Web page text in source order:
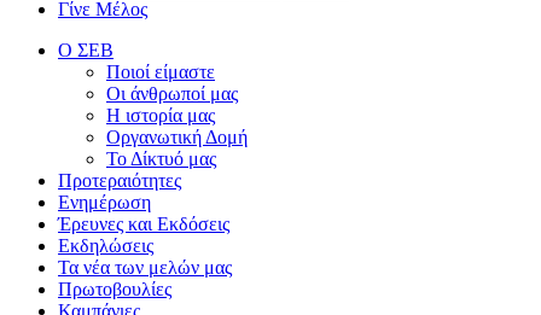
Γίνε Μέλος
Ο ΣΕΒ
Ποιοί είμαστε
Οι άνθρωποί μας
Η ιστορία μας
Οργανωτική Δομή
Το Δίκτυό μας
Προτεραιότητες
Ενημέρωση
Έρευνες και Εκδόσεις
Εκδηλώσεις
Τα νέα των μελών μας
Πρωτοβουλίες
Καμπάνιες